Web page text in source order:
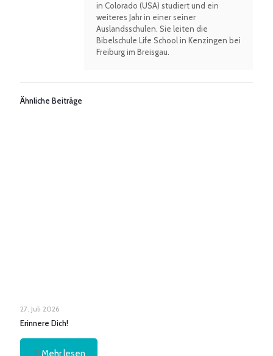
in Colorado (USA) studiert und ein
weiteres Jahr in einer seiner
Auslandsschulen. Sie leiten die
Bibelschule Life School in Kenzingen bei
Freiburg im Breisgau.
Ähnliche Beiträge
27. Juli 2026
Erinnere Dich!
Mehr lesen